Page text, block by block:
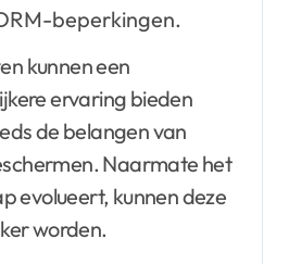
beperkingen.
kunnen een
ervaring bieden
de belangen van
Naarmate het
evolueert, kunnen deze
worden.